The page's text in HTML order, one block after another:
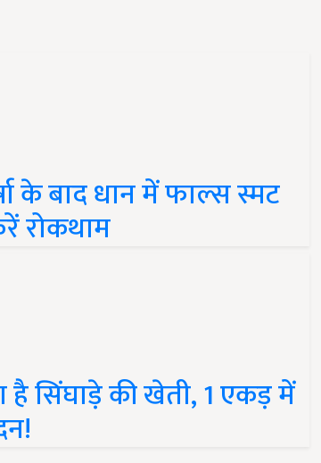
के बाद धान में फाल्स स्मट
रोकथाम
है सिंघाड़े की खेती, 1 एकड़ में